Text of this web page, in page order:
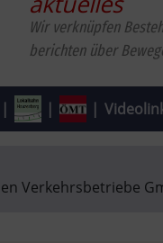
Wir verknüpfen
berichten über
| | |
Verkehrsbetriebe